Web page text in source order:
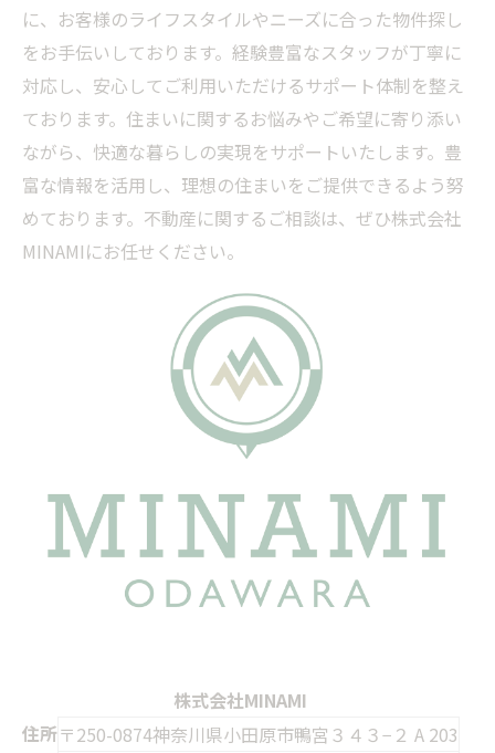
に、お客様のライフスタイルやニーズに合った物件探し
をお手伝いしております。経験豊富なスタッフが丁寧に
対応し、安心してご利用いただけるサポート体制を整え
ております。住まいに関するお悩みやご希望に寄り添い
ながら、快適な暮らしの実現をサポートいたします。豊
富な情報を活用し、理想の住まいをご提供できるよう努
めております。不動産に関するご相談は、ぜひ株式会社
MINAMIにお任せください。
株式会社MINAMI
住所〒250-0874神奈川県小田原市鴨宮３４３−２ A 203